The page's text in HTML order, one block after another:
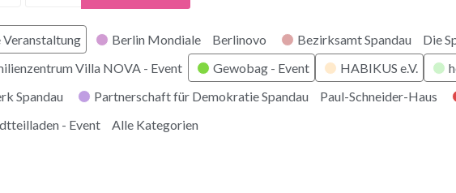
Berlin Mondiale Berlinovo Bezirksamt Spandau
Die
Villa NOVA - Event Gewobag - Event HABIKUS e.V.
Spandau Partnerschaft für Demokratie Spandau Paul-Schneider-Haus
- Event
Alle Kategorien